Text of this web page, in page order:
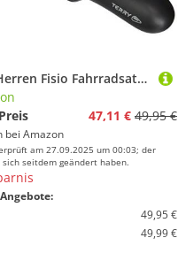
Ergon Herren Fisio Fahrradsattel, Black, One Size
47,11 € 49,95 €
bei Amazon
am 27.09.2025 um 00:03; der
sich seitdem geändert haben.
49,95 €
49,99 €